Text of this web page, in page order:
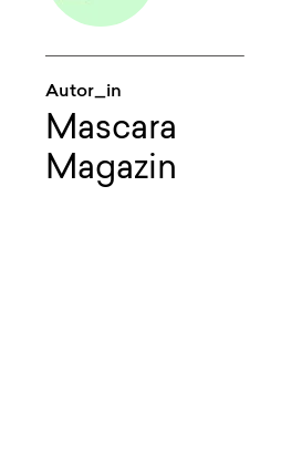
Autor_in
Mascara
Magazin